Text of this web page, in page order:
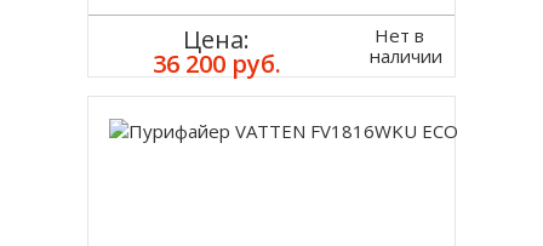
Цена:
36 200 руб.
Нет в
наличии